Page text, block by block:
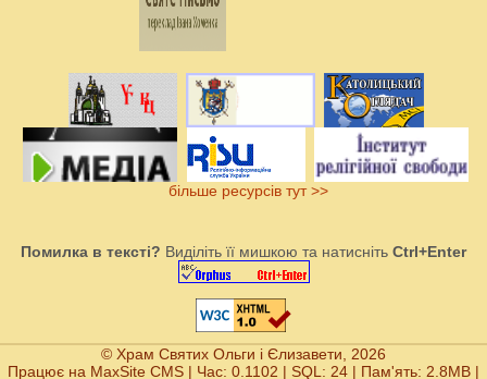
більше ресурсів тут >>
Помилка в тексті? Виділіть її мишкою та натисніть Ctrl+Enter
© Храм Святих Ольги і Єлизавети, 2026
Працює на MaxSite CMS | Час: 0.1102 | SQL: 24 | Пам'ять: 2.8MB |